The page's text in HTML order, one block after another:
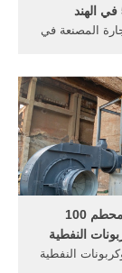
المصنعة في
الهند، كسارة
الحجر 200 200 الهيدروكربونات
مصنعين الهند .
/7/24 Live Chat Tomohat.
مجانية
حجر محطم 100
النفطية
النفطية